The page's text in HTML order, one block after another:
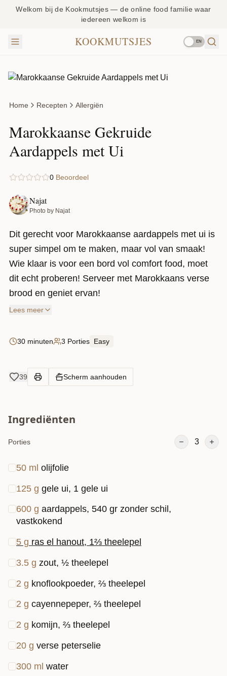
Welkom bij de Kookmutsjes — de online food familie waar
iedereen welkom is
KOOKMUTSJES EN
Home Recepten Allergiën
Marokkaanse Gekruide
Aardappels met Ui
0 Beoordeel
Najat
Photo by Najat
Dit gerecht voor Marokkaanse aardappels met ui is
super simpel om te maken, maar vol van smaak!
Wie klaar is voor een bord vol comfort food, moet
dit echt proberen! Serveer met Marokkaans verse
brood en geniet ervan!
Lees meer
30 minuten 3 Porties Easy
39 Scherm aanhouden
Ingrediënten
Porties 3
50 ml olijfolie
125 g gele ui, 1 gele ui
600 g aardappels, 540 gr zonder schil,
vastkokend
5 g ras el hanout, 1⅔ theelepel
3.5 g zout, ½ theelepel
2 g knoflookpoeder, ⅔ theelepel
2 g cayennepeper, ⅔ theelepel
2 g komijn, ⅔ theelepel
20 g verse peterselie
300 ml water